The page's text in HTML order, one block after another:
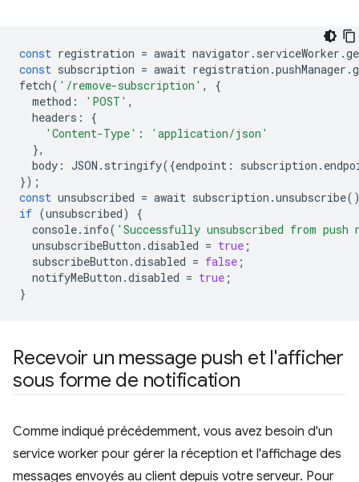
const registration = await navigator . serviceWorker .
const subscription = await registration .pushManager .
fetch( '/remove-subscription' ,
{
method : 'POST' ,
headers :
{
'Content-Type' :
'application/json'
},
body : JSON . stringify({endpoint : subscription .
});
const unsubscribed = await subscription .unsubscribe
if (unsubscribed)
{
console. info( 'Successfully unsubscribed from
unsubscribeButton .disabled = true ;
subscribeButton .disabled = false ;
notifyMeButton .disabled = true ;
}
Recevoir un message push et l'afficher
sous forme de notification
Comme indiqué précédemment, vous avez besoin d'un
service worker pour gérer la réception et l'affichage des
messages envoyés au client depuis votre serveur. Pour